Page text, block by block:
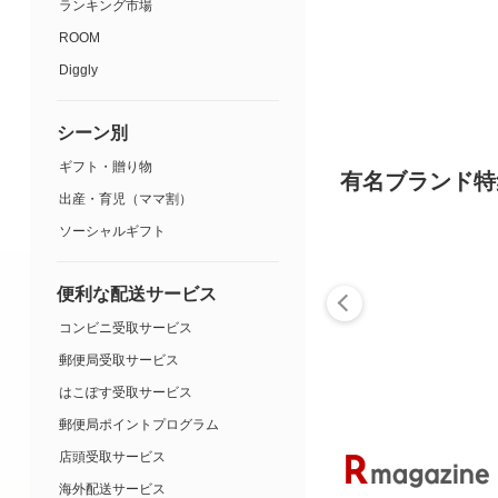
有名ブランド
ランキング市場
ROOM
Diggly
シーン別
ギフト・贈り物
出産・育児（ママ割）
ソーシャルギフト
便利な配送サービス
コンビニ受取サービス
郵便局受取サービス
はこぽす受取サービス
郵便局ポイントプログラム
店頭受取サービス
海外配送サービス